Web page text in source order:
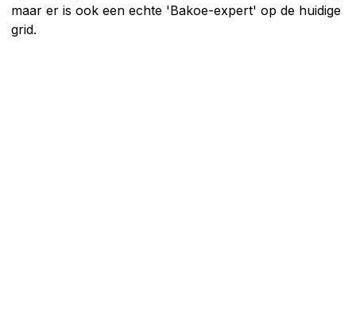
maar er is ook een echte 'Bakoe-expert' op de huidige
grid.